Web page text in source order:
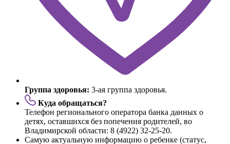
Группа здоровья: 3-ая группа здоровья.
Куда обращаться?
Телефон регионального оператора банка данных о
детях, оставшихся без попечения родителей, во
Владимирской области: 8 (4922) 32-25-20.
Самую актуальную информацию о ребенке (статус,